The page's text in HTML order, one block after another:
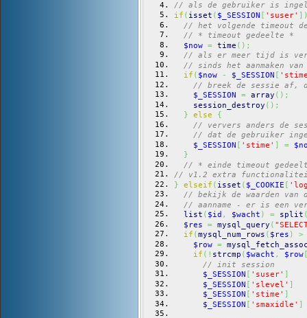
// als de gebruiker is
if ( isset ( $_SESSION [ 'suser' ]
// het volgende timeout
// * timeout gedeelte *
$now = time ( ) ;
// als er meer tijd is
// sinds het aanmaken
if ( $now - $_SESSION [
// breek de sessie af,
$_SESSION
= array ( ) ;
session_destroy ( ) ;
}
else
{
// ververs anders de
// dat de gebruiker
$_SESSION [ 'stime' ] =
}
// * einde timeout
// v1.2 extra
}
elseif ( isset ( $_COOKIE [
// bekijk de waarden van
// aanname - er is een
list ( $id , $wacht ) = split
$res
= mysql_query (
if (mysql_num_rows ( $res )
>
$row =
if ( ! strcmp ( $wacht , $row
// init session
$_SESSION [ 'suser' ]
$_SESSION [ 'slevel' ]
$_SESSION [ 'stime' ]
$_SESSION [ 'smaxidle' ]